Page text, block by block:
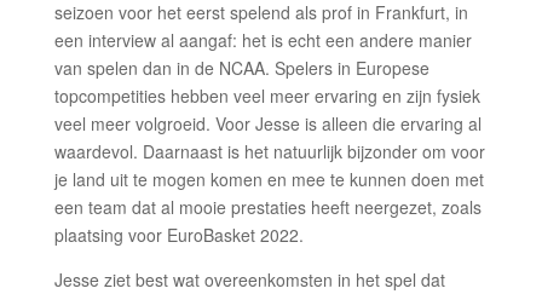
seizoen voor het eerst spelend als prof in Frankfurt, in
een interview al aangaf: het is echt een andere manier
van spelen dan in de NCAA. Spelers in Europese
topcompetities hebben veel meer ervaring en zijn fysiek
veel meer volgroeid. Voor Jesse is alleen die ervaring al
waardevol. Daarnaast is het natuurlijk bijzonder om voor
je land uit te mogen komen en mee te kunnen doen met
een team dat al mooie prestaties heeft neergezet, zoals
plaatsing voor EuroBasket 2022.
Jesse ziet best wat overeenkomsten in het spel dat